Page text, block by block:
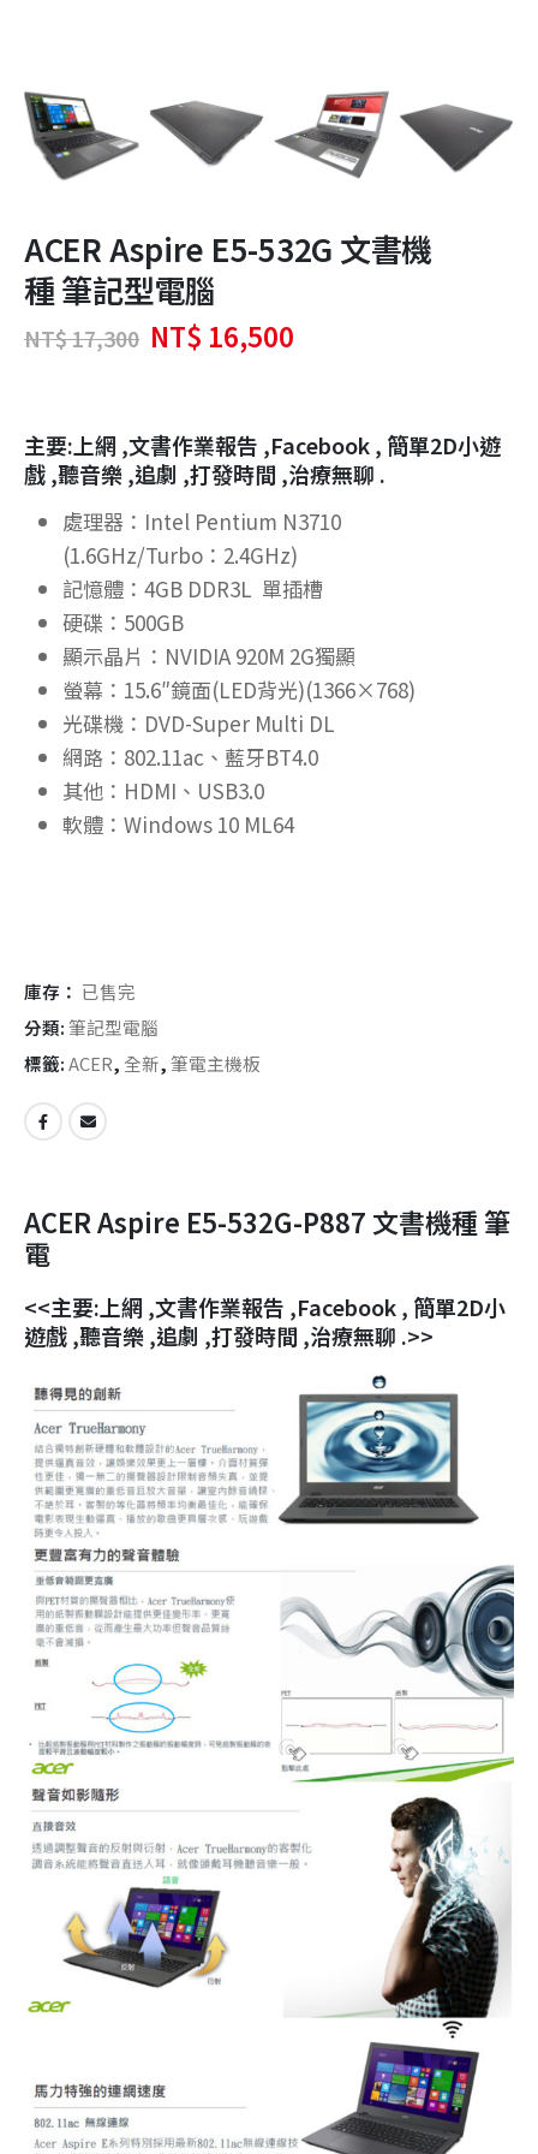
ACER Aspire E5-532G 文書機
種 筆記型電腦
NT$17,300 原
始
NT$ 17,300。
NT$ 16,500目
NT$ 16,500。
主要:上網 ,文書作業報告 ,Facebook , 簡單2D小遊
戲 ,聽音樂 ,追劇 ,打發時間 ,治療無聊 .
處理器：Intel Pentium N3710
(1.6GHz/Turbo：2.4GHz)
記憶體：4GB DDR3L 單插槽
硬碟：500GB
顯示晶片：NVIDIA 920M 2G獨顯
螢幕：15.6″鏡面(LED背光)(1366×768)
光碟機：DVD-Super Multi DL
網路：802.11ac、藍牙BT4.0
其他：HDMI、USB3.0
軟體：Windows 10 ML64
庫存： 已售完
分類:筆記型電腦
標籤:ACER, 全新,筆電主機板
ACER Aspire E5-532G-P887 文書機種 筆
電
<<主要:上網 ,文書作業報告 ,Facebook , 簡單2D小
遊戲 ,聽音樂 ,追劇 ,打發時間 ,治療無聊 .>>